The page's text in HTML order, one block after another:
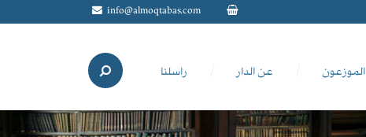
info@almoqtabas.com
الموزعون عن الدار راسلنا